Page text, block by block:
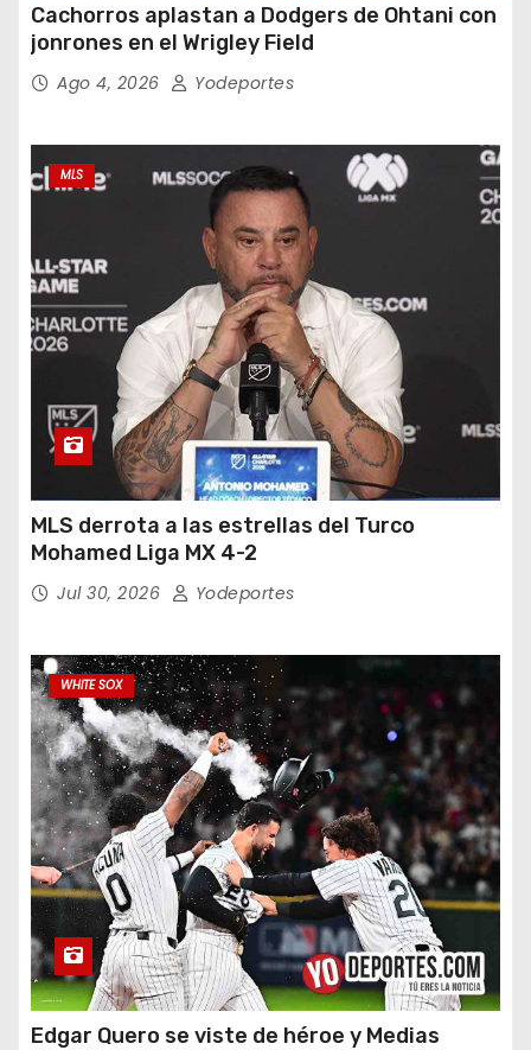
Cachorros aplastan a Dodgers de Ohtani con
jonrones en el Wrigley Field
Ago 4, 2026 Yodeportes
MLS
MLS derrota a las estrellas del Turco
Mohamed Liga MX 4-2
Jul 30, 2026 Yodeportes
WHITE SOX
Edgar Quero se viste de héroe y Medias